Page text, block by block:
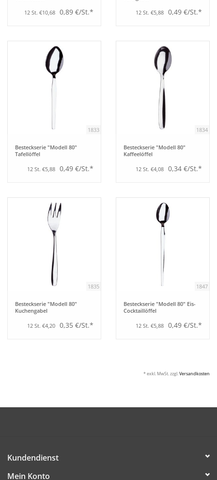
Küchentechnik
Küchenmöbel
12 St. €10,68 0,89 €/St.* 12 St. €5,88 0,49 €/St.*
1833
Besteckserie "Modell 80"
Tafellöffel
12 St. €5,88 0,49 €/St.*
1834
Besteckserie "Modell 80"
Kaffeelöffel
12 St. €4,08 0,34 €/St.*
1835
Besteckserie "Modell 80"
Kuchengabel
12 St. €4,20 0,35 €/St.*
1847
Besteckserie "Modell 80" Eis-
Cocktaillöffel
12 St. €5,88 0,49 €/St.*
* exkl. MwSt. zzgl.Versandkosten
Kundendienst
Mein Konto